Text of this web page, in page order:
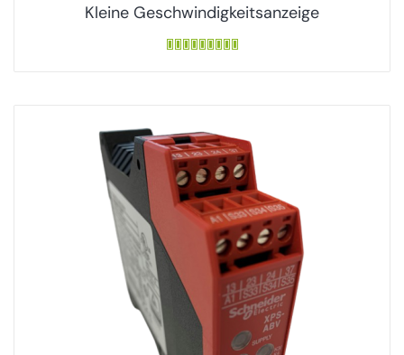
Kleine Geschwindigkeitsanzeige